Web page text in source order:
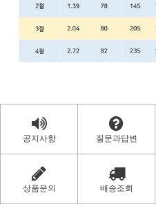
공지사항 질문과답변
상품문의 배송조회